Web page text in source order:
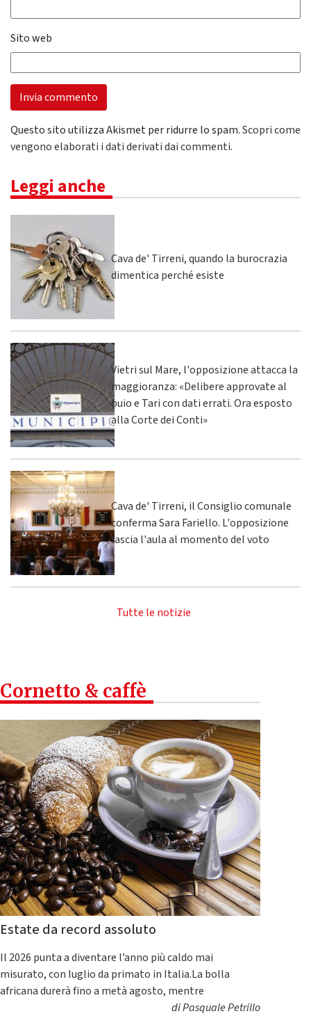
Sito web
Questo sito utilizza Akismet per ridurre lo spam.Scopri come
vengono elaborati i dati derivati dai commenti.
Leggi anche
Cava de' Tirreni, quando la burocrazia
dimentica perché esiste
Vietri sul Mare, l'opposizione attacca la
maggioranza: «Delibere approvate al
buio e Tari con dati errati. Ora esposto
alla Corte dei Conti»
Cava de' Tirreni, il Consiglio comunale
conferma Sara Fariello. L'opposizione
lascia l'aula al momento del voto
Tutte le notizie
Cornetto & caffè
Estate da record assoluto
Il 2026 punta a diventare l’anno più caldo mai
misurato, con luglio da primato in Italia.La bolla
africana durerà fino a metà agosto, mentre
diPasquale Petrillo